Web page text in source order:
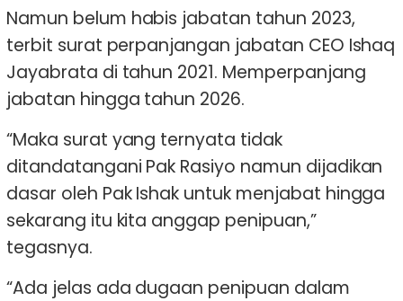
Namun belum habis jabatan tahun 2023,
terbit surat perpanjangan jabatan CEO Ishaq
Jayabrata di tahun 2021. Memperpanjang
jabatan hingga tahun 2026.
“Maka surat yang ternyata tidak
ditandatangani Pak Rasiyo namun dijadikan
dasar oleh Pak Ishak untuk menjabat hingga
sekarang itu kita anggap penipuan,”
tegasnya.
“Ada jelas ada dugaan penipuan dalam